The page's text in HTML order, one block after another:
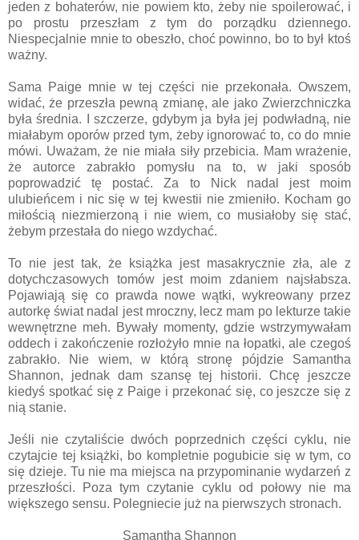
jeden z bohaterów, nie powiem kto, żeby nie spoilerować, i
po prostu przeszłam z tym do porządku dziennego.
Niespecjalnie mnie to obeszło, choć powinno, bo to był ktoś
ważny.
Sama Paige mnie w tej części nie przekonała. Owszem,
widać, że przeszła pewną zmianę, ale jako Zwierzchniczka
była średnia. I szczerze, gdybym ja była jej podwładną, nie
miałabym oporów przed tym, żeby ignorować to, co do mnie
mówi. Uważam, że nie miała siły przebicia. Mam wrażenie,
że autorce zabrakło pomysłu na to, w jaki sposób
poprowadzić tę postać. Za to Nick nadal jest moim
ulubieńcem i nic się w tej kwestii nie zmieniło. Kocham go
miłością niezmierzoną i nie wiem, co musiałoby się stać,
żebym przestała do niego wzdychać.
To nie jest tak, że książka jest masakrycznie zła, ale z
dotychczasowych tomów jest moim zdaniem najsłabsza.
Pojawiają się co prawda nowe wątki, wykreowany przez
autorkę świat nadal jest mroczny, lecz mam po lekturze takie
wewnętrzne meh. Bywały momenty, gdzie wstrzymywałam
oddech i zakończenie rozłożyło mnie na łopatki, ale czegoś
zabrakło. Nie wiem, w którą stronę pójdzie Samantha
Shannon, jednak dam szansę tej historii. Chcę jeszcze
kiedyś spotkać się z Paige i przekonać się, co jeszcze się z
nią stanie.
Jeśli nie czytaliście dwóch poprzednich części cyklu, nie
czytajcie tej książki, bo kompletnie pogubicie się w tym, co
się dzieje. Tu nie ma miejsca na przypominanie wydarzeń z
przeszłości. Poza tym czytanie cyklu od połowy nie ma
większego sensu. Polegniecie już na pierwszych stronach.
Samantha Shannon